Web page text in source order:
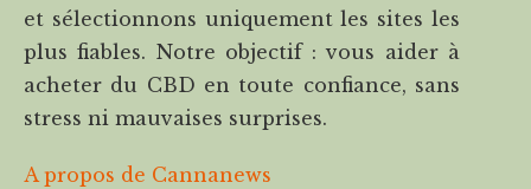
et sélectionnons uniquement les sites les
plus fiables. Notre objectif : vous aider à
acheter du CBD en toute confiance, sans
stress ni mauvaises surprises.
A propos de Cannanews